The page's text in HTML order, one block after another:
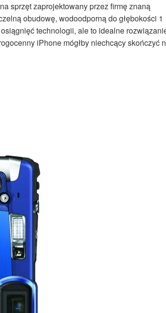
sprzęt zaprojektowany przez firmę znaną
obudowę, wodoodporną do głębokości 1
technologii, ale to idealne
iPhone mógłby niechcący skończyć